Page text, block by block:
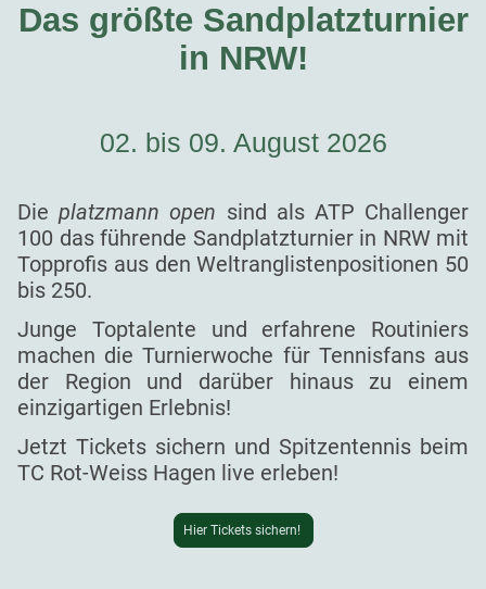
Das größte Sandplatzturnier
in NRW!
02. bis 09. August 2026
Dieplatzmann open sind als ATP Challenger
100 das führende Sandplatzturnier in NRW mit
Topprofis aus den Weltranglistenpositionen 50
bis 250.
Junge Toptalente und erfahrene Routiniers
machen die Turnierwoche für Tennisfans aus
der Region und darüber hinaus zu einem
einzigartigen Erlebnis!
Jetzt Tickets sichern und Spitzentennis beim
TC Rot-Weiss Hagen live erleben!
Hier Tickets sichern!